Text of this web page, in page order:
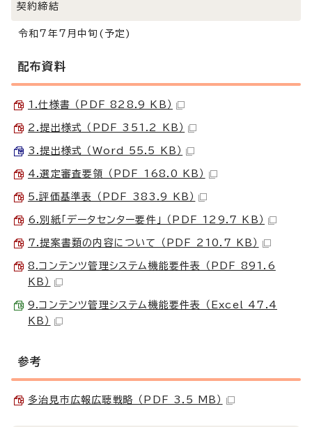
契約締結
令和7年7月中旬(予定)
配布資料
1.仕様書 （PDF 828.9 KB）
2.提出様式 （PDF 351.2 KB）
3.提出様式 （Word 55.5 KB）
4.選定審査要領 （PDF 168.0 KB）
5.評価基準表 （PDF 383.9 KB）
6.別紙「データセンター要件」 （PDF 129.7 KB）
7.提案書類の内容について （PDF 210.7 KB）
8.コンテンツ管理システム機能要件表 （PDF 891.6
KB）
9.コンテンツ管理システム機能要件表 （Excel 47.4
KB）
参考
多治見市広報広聴戦略 （PDF 3.5 MB）